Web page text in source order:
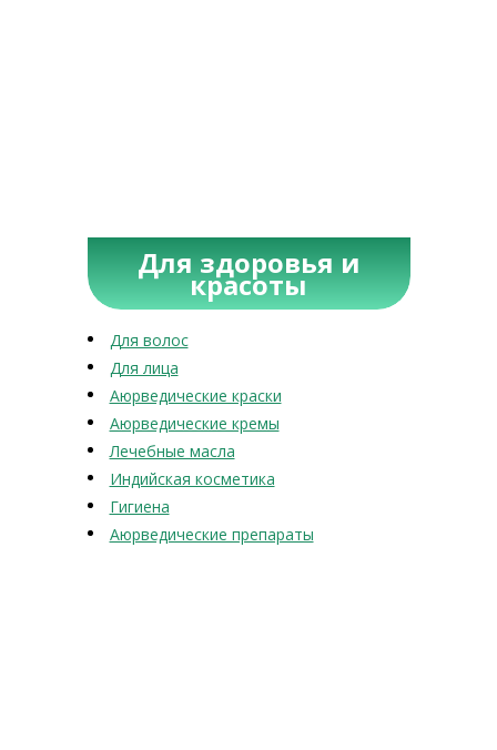
Для здоровья и
красоты
Для волос
Для лица
Аюрведические краски
Аюрведические кремы
Лечебные масла
Индийская косметика
Гигиена
Аюрведические препараты